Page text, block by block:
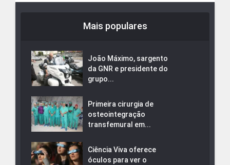
Mais populares
João Máximo, sargento
da GNR e presidente do
grupo...
Primeira cirurgia de
osteointegração
transfemural em...
Ciência Viva oferece
óculos para ver o